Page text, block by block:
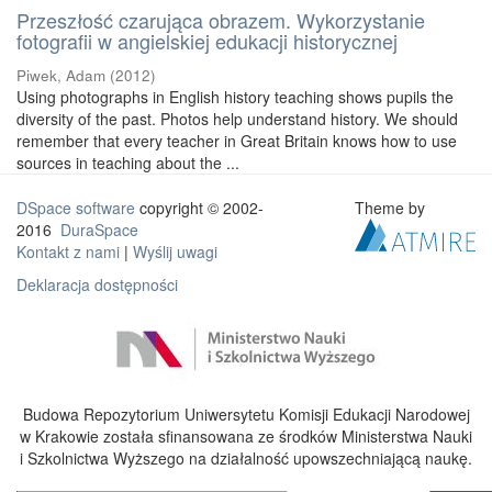
Przeszłość czarująca obrazem. Wykorzystanie
fotografii w angielskiej edukacji historycznej
Piwek, Adam (2012)
Using photographs in English history teaching shows pupils the
diversity of the past. Photos help understand history. We should
remember that every teacher in Great Britain knows how to use
sources in teaching about the ...
DSpace software copyright © 2002-
2016 DuraSpace
Kontakt z nami | Wyślij uwagi
Deklaracja dostępności
Theme by
Budowa Repozytorium Uniwersytetu Komisji Edukacji Narodowej
w Krakowie została sfinansowana ze środków Ministerstwa Nauki
i Szkolnictwa Wyższego na działalność upowszechniającą naukę.